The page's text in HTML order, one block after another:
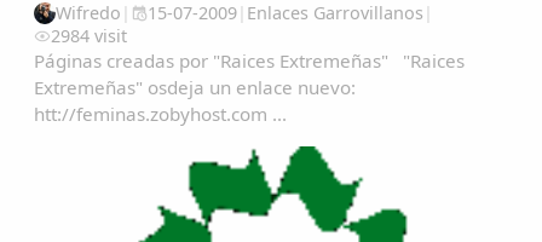
Wifredo | 15-07-2009| Enlaces Garrovillanos |
2984 visit
Páginas creadas por "Raices Extremeñas" "Raices
Extremeñas" osdeja un enlace nuevo:
htt://feminas.zobyhost.com ...
Comparte
Compartir en Facebook
Compartir en Twitter